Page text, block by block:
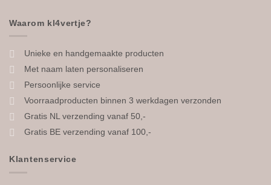
Waarom kl4vertje?
Unieke en handgemaakte producten
Met naam laten personaliseren
Persoonlijke service
Voorraadproducten binnen 3 werkdagen verzonden
Gratis NL verzending vanaf 50,-
Gratis BE verzending vanaf 100,-
Klantenservice